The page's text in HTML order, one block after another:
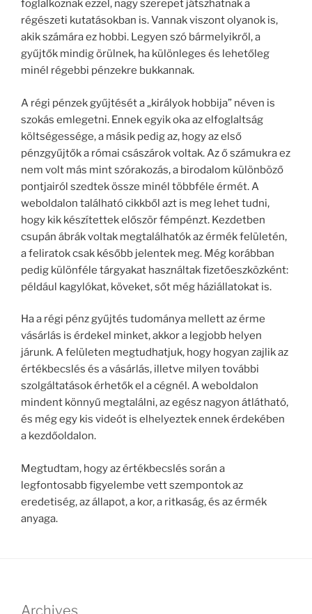
foglalkoznak ezzel, nagy szerepet játszhatnak a
régészeti kutatásokban is. Vannak viszont olyanok is,
akik számára ez hobbi. Legyen szó bármelyikről, a
gyűjtők mindig örülnek, ha különleges és lehetőleg
minél régebbi pénzekre bukkannak.
A régi pénzek gyűjtését a „királyok hobbija” néven is
szokás emlegetni. Ennek egyik oka az elfoglaltság
költségessége, a másik pedig az, hogy az első
pénzgyűjtők a római császárok voltak. Az ő számukra ez
nem volt más mint szórakozás, a birodalom különböző
pontjairól szedtek össze minél többféle érmét. A
weboldalon található cikkből azt is meg lehet tudni,
hogy kik készítettek először fémpénzt. Kezdetben
csupán ábrák voltak megtalálhatók az érmék felületén,
a feliratok csak később jelentek meg. Még korábban
pedig különféle tárgyakat használtak fizetőeszközként:
például kagylókat, köveket, sőt még háziállatokat is.
Ha a régi pénz gyűjtés tudománya mellett az érme
vásárlás is érdekel minket, akkor a legjobb helyen
járunk. A felületen megtudhatjuk, hogy hogyan zajlik az
értékbecslés és a vásárlás, illetve milyen további
szolgáltatások érhetők el a cégnél. A weboldalon
mindent könnyű megtalálni, az egész nagyon átlátható,
és még egy kis videót is elhelyeztek ennek érdekében
a kezdőoldalon.
Megtudtam, hogy az értékbecslés során a
legfontosabb figyelembe vett szempontok az
eredetiség, az állapot, a kor, a ritkaság, és az érmék
anyaga.
Archives